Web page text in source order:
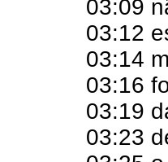
03:09
03:12
03:14
03:16
03:19
03:23